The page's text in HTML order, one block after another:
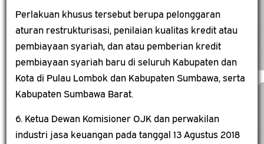
Perlakuan khusus tersebut berupa pelonggaran
aturan restrukturisasi, penilaian kualitas kredit atau
pembiayaan syariah, dan atau pemberian kredit
pembiayaan syariah baru di seluruh Kabupaten dan
Kota di Pulau Lombok dan Kabupaten Sumbawa, serta
Kabupaten Sumbawa Barat.
6. Ketua Dewan Komisioner OJK dan perwakilan
industri jasa keuangan pada tanggal 13 Agustus 2018